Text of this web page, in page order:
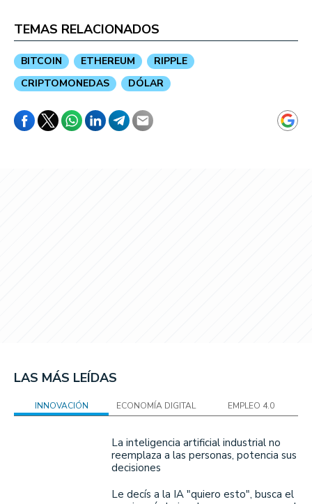
TEMAS RELACIONADOS
BITCOIN ETHEREUM
RIPPLE
CRIPTOMONEDAS
DÓLAR
LAS MÁS LEÍDAS
INNOVACIÓN ECONOMÍA DIGITAL EMPLEO 4.0
La inteligencia artificial industrial no
reemplaza a las personas, potencia sus
decisiones
Le decís a la IA "quiero esto", busca el